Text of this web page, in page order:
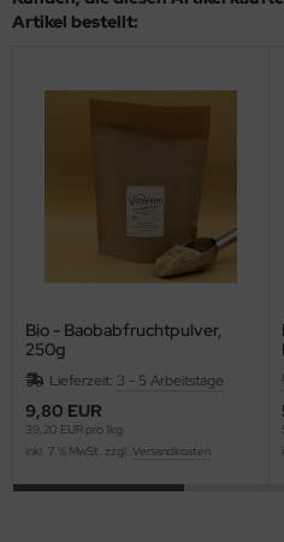
Artikel bestellt:
Bio - Baobabfruchtpulver,
250g
Lieferzeit: 3 - 5 Arbeitstage
9,80 EUR
39,20 EUR pro 1kg
inkl. 7 % MwSt. zzgl. Versandkosten